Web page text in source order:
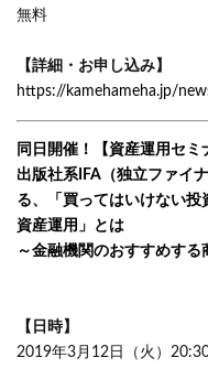
無料
【詳細・お申し込み】
https://kamehameha.jp/
同日開催！【資産運用セミ
出版社系IFA（独立ファイ
る、「買ってはいけない投
資産運用」とは
～金融機関のおすすめす
【日時】
2019年3月12日（火）